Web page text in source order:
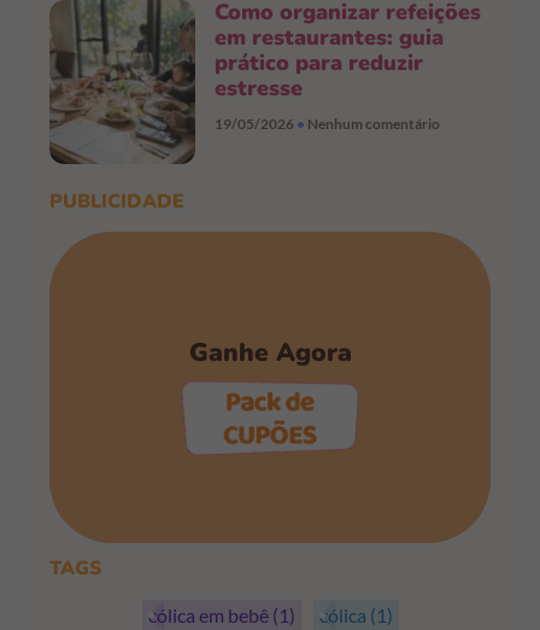
Como organizar refeições
em restaurantes: guia
prático para reduzir
estresse
19/05/2026 Nenhum comentário
PUBLICIDADE
Ganhe Agora
TAGS
cólica em bebê (1) cólica (1)